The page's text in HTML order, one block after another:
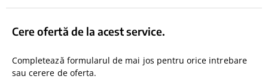
Cere ofertă de la acest service.
Completează formularul de mai jos pentru orice intrebare
sau cerere de oferta.